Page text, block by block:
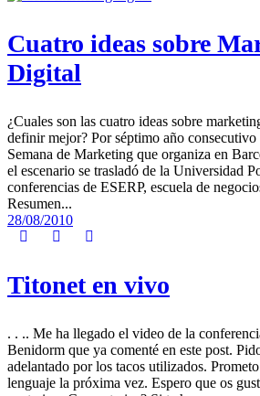
Cuatro ideas sobre
Digital
¿Cuales son las cuatro ideas sobre
definir mejor? Por séptimo año
Semana de Marketing que organiza en
el escenario se trasladó de la Universidad
conferencias de ESERP, escuela de
Resumen...
28/08/2010
Titonet en vivo
. . .. Me ha llegado el video de la
Benidorm que ya comenté en este post.
adelantado por los tacos utilizados.
lenguaje la próxima vez. Espero que os